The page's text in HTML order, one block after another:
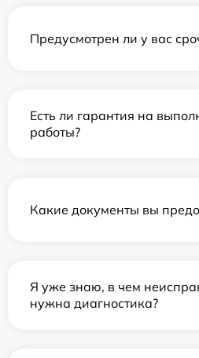
Предусмотрен ли у вас
Есть ли гарантия на
работы?
Какие документы вы
Я уже знаю, в чем
нужна диагностика?